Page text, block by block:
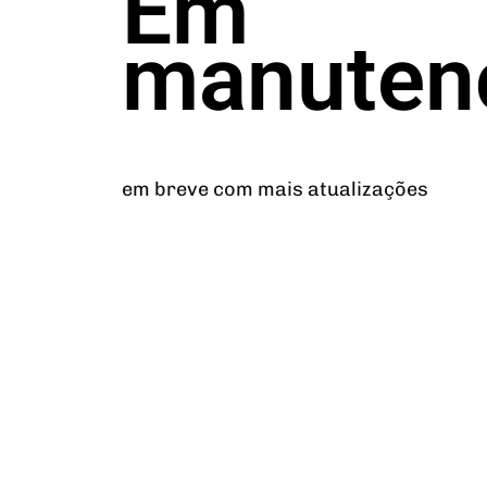
em breve com mais atualizações